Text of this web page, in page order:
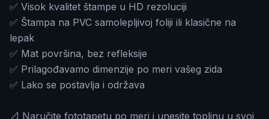
✅ Visok kvalitet štampe u HD rezoluciji
✅ Štampa na PVC samolepljivoj foliji ili klasične na
lepak
✅ Mat površina, bez refleksije
✅ Prilagođavamo dimenzije po meri vašeg zida
✅ Lako se postavlja i održava
📐 Naručite fototapetu po meri i unesite toplinu u svoj